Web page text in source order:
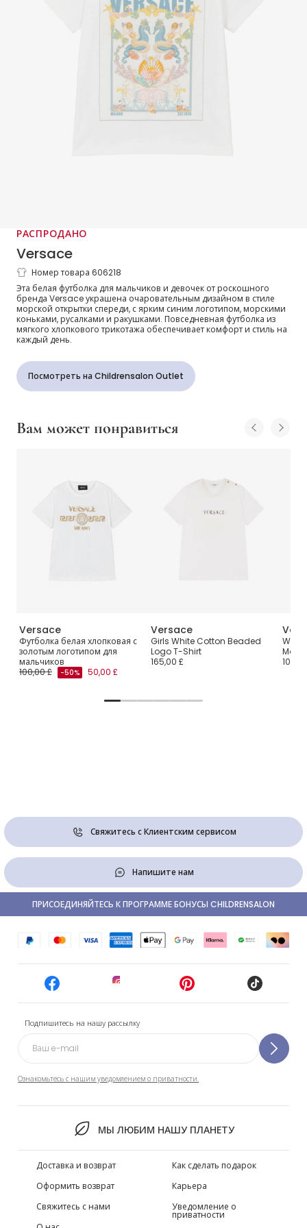
РАСПРОДАНО
Versace
Футболка белая с морской открыткой
Номер товара 606218
Эта белая футболка для мальчиков и девочек от роскошного
бренда Versace украшена очаровательным дизайном в стиле
морской открытки спереди, с ярким синим логотипом, морскими
коньками, русалками и ракушками. Повседневная футболка из
мягкого хлопкового трикотажа обеспечивает комфорт и стиль на
каждый день.
Посмотреть на Childrensalon Outlet
Вам может понравиться
Versace
Футболка белая хлопковая с
золотым логотипом для
мальчиков
100,00 £
-50% 50,00 £
Versace
Girls White Cotton Beaded
Logo T-Shirt
165,00 £
Motif
Свяжитесь с Клиентским сервисом
Напишите нам
Подпишитесь на нашу рассылку
Ознакомьтесь с нашим уведомлением о приватности.
МЫ ЛЮБИМ НАШУ ПЛАНЕТУ
ПРИСОЕДИНЯЙТЕСЬ К ПРОГРАММЕ БОНУСЫ CHILDRENSALON
Доставка и возврат
Оформить возврат
Свяжитесь с нами
Как сделать подарок
Карьера
Уведомление о
приватности